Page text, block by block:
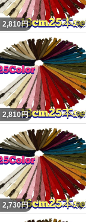
2,810円
2,810円
2,730円